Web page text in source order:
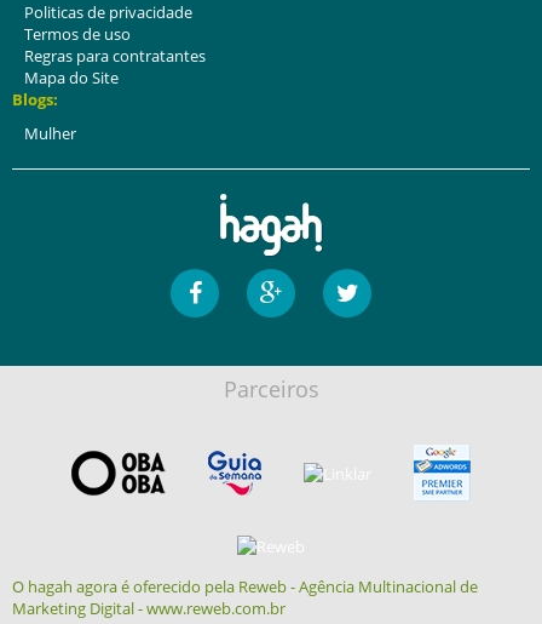
Politicas de privacidade
Termos de uso
Regras para contratantes
Mapa do Site
Blogs:
Mulher
Parceiros
O hagah agora é oferecido pela Reweb - Agência Multinacional de
Marketing Digital - www.reweb.com.br